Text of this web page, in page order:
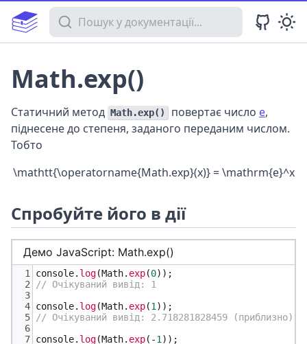
Пошук у документації
Math.exp()
Статичний метод Math.exp() повертає число e,
піднесене до степеня, заданого переданим числом.
Тобто
\mathtt{\operatorname{Math.exp}(x)} = \mathrm{e}^x
Спробуйте його в дії